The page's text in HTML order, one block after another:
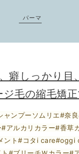
パーマ
癖しっかり目
毛の縮毛矯正
ンプーソムリエ#奈
ルカリカラー#香草
ント#コタi